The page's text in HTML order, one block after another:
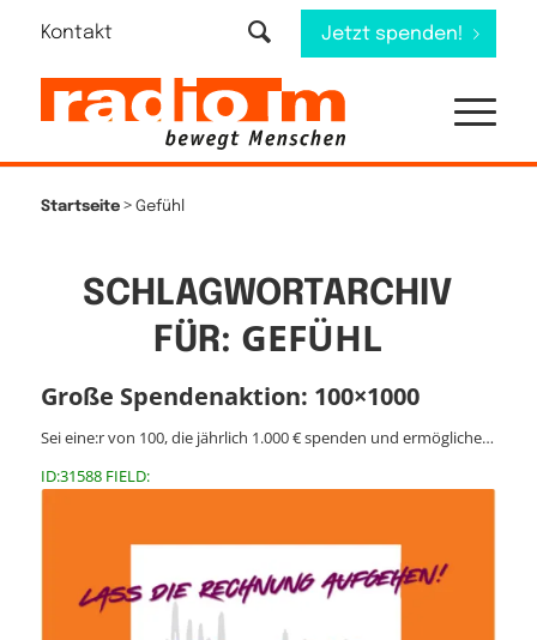
Kontakt Jetzt spenden!
Startseite> Gefühl
SCHLAGWORTARCHIV
FÜR: GEFÜHL
Große Spendenaktion: 100×1000
Sei eine:r von 100, die jährlich 1.000 € spenden und ermögliche…
ID:31588 FIELD: